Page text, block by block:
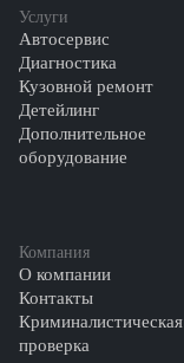
Услуги
Автосервис
Диагностика
Кузовной ремонт
Детейлинг
Дополнительное
оборудование
Компания
О компании
Контакты
Криминалистическая
проверка